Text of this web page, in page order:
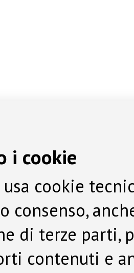
i cookie
cookie
consenso,
di terze parti,
contenuti e